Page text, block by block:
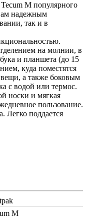
M популярного
надежным
так и в
на молнии, в
и планшета (до 15
куда поместятся
а также боковым
с водой или термос.
носки и мягкая
пользование.
Легко поддается
M